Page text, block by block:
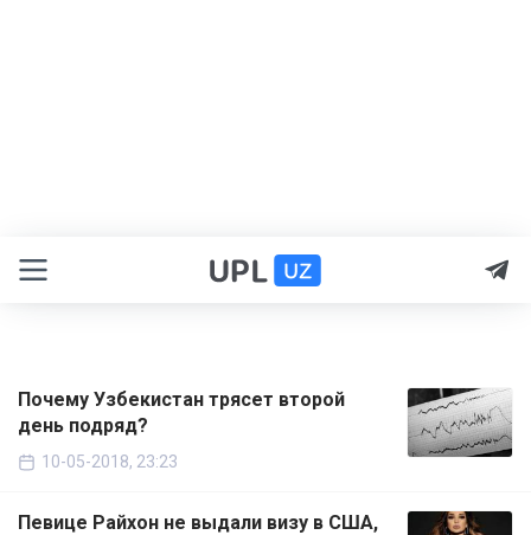
Почему Узбекистан трясет второй
день подряд?
10-05-2018, 23:23
Певице Райхон не выдали визу в США,